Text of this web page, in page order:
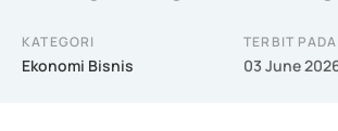
KATEGORI
Ekonomi Bisnis
TERBIT PADA
03 June